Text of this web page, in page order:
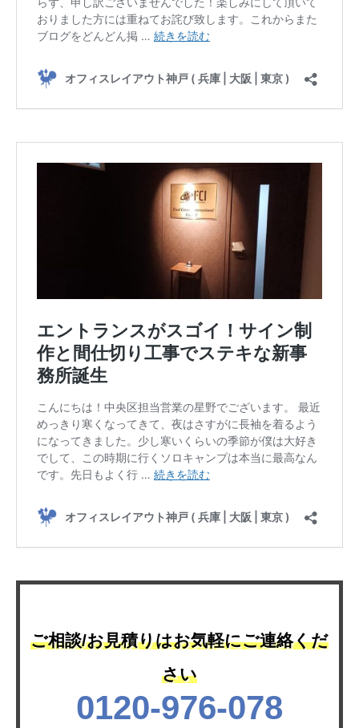
営業スタッフ紹介
お問い合わせ
ご相談/お見積りはお気軽にご連絡くだ
さい
0120-976-078